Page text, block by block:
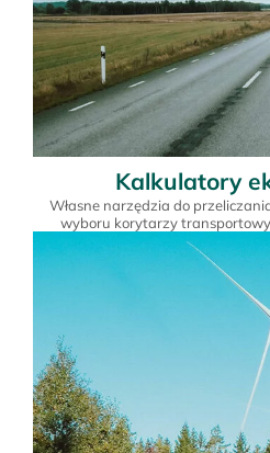
Kalkulatory
Własne narzędzia do
wyboru korytarzy